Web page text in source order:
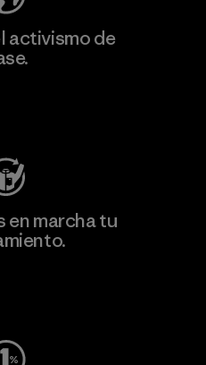
activismo de
en marcha tu